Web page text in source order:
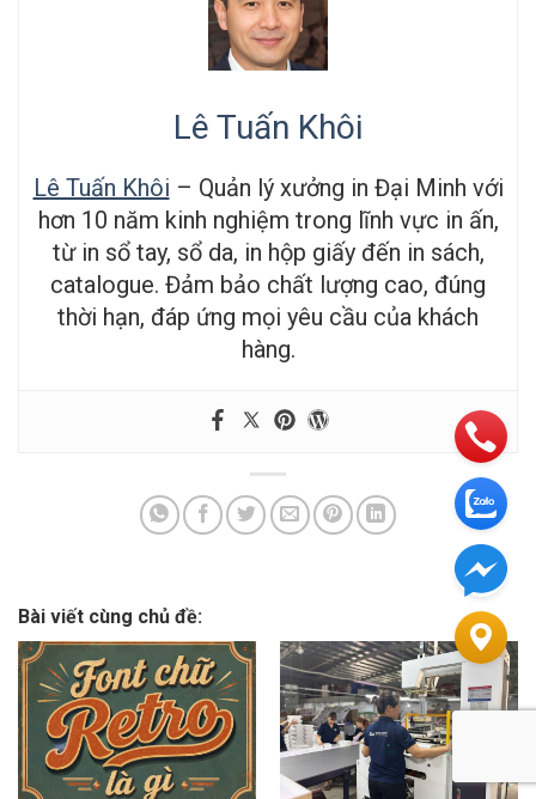
Lê Tuấn Khôi
Lê Tuấn Khôi – Quản lý xưởng in Đại Minh với
hơn 10 năm kinh nghiệm trong lĩnh vực in ấn,
từ in sổ tay, sổ da, in hộp giấy đến in sách,
catalogue. Đảm bảo chất lượng cao, đúng
thời hạn, đáp ứng mọi yêu cầu của khách
hàng.
Bài viết cùng chủ đề: